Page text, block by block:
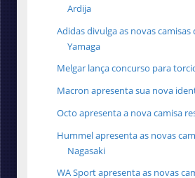
Ardija
Adidas divulga as novas
Yamaga
Melgar lança concurso para
Macron apresenta sua nova
Octo apresenta a nova camisa
Hummel apresenta as novas
Nagasaki
WA Sport apresenta as novas